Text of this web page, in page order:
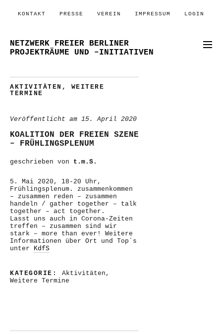
KONTAKT PRESSE VEREIN IMPRESSUM LOGIN
NETZWERK FREIER BERLINER
PROJEKTRÄUME UND –INITIATIVEN
AKTIVITÄTEN , WEITERE
TERMINE
Veröffentlicht am 15. April 2020
KOALITION DER FREIEN SZENE
– FRÜHLINGSPLENUM
geschrieben von t.m.S.
5. Mai 2020, 18-20 Uhr,
Frühlingsplenum. zusammenkommen
– zusammen reden – zusammen
handeln / gather together – talk
together – act together.
Lasst uns auch in Corona-Zeiten
treffen – zusammen sind wir
stark – more than ever! Weitere
Informationen über Ort und Top´s
unter KdfS
KATEGORIE: Aktivitäten ,
Weitere Termine